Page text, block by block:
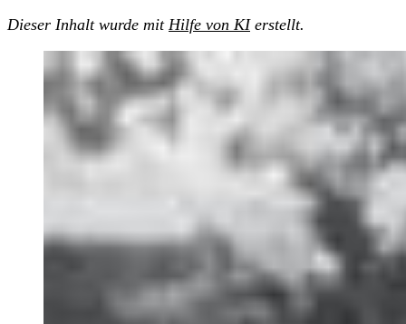
Dieser Inhalt wurde mit Hilfe von KIerstellt.